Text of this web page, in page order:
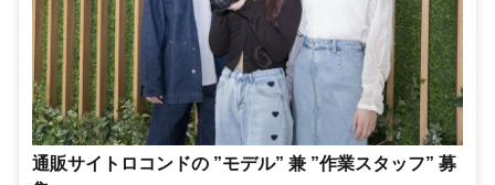
通販サイトロコンドの ”モデル” 兼 ”作業スタッフ” 募